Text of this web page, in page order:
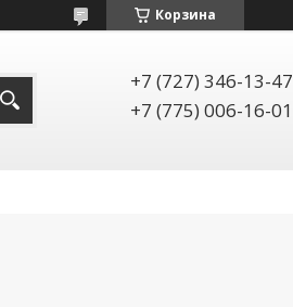
Корзина
+7 (727) 346-13-47
+7 (775) 006-16-01